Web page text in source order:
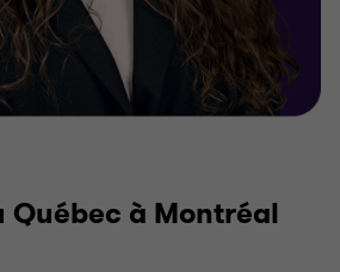
Québec à Montréal